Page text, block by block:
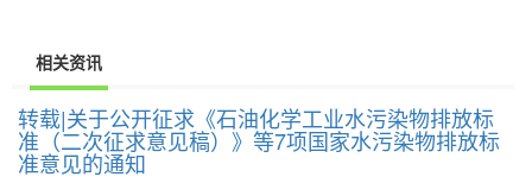
相关资讯
转载|关于公开征求《石油化学工业水污染物排放标
准（二次征求意见稿）》等7项国家水污染物排放标
准意见的通知